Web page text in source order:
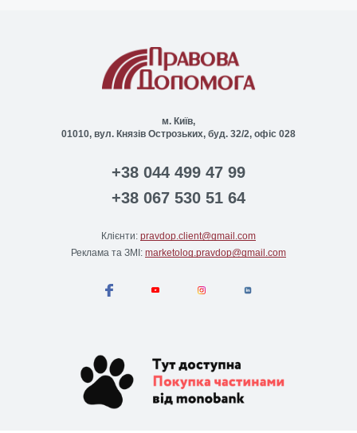
м. Київ,
01010, вул. Князів Острозьких, буд. 32/2, офіс 028
+38 044 499 47 99
+38 067 530 51 64
Клієнти: pravdop.client@gmail.com
Реклама та ЗМІ: marketolog.pravdop@gmail.com